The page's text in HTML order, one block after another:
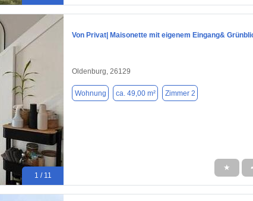
1 / 11
Von Privat| Maisonette mit eigenem Eingang&
Oldenburg, 26129
Wohnung ca. 49,00 m² Zimmer 2
★